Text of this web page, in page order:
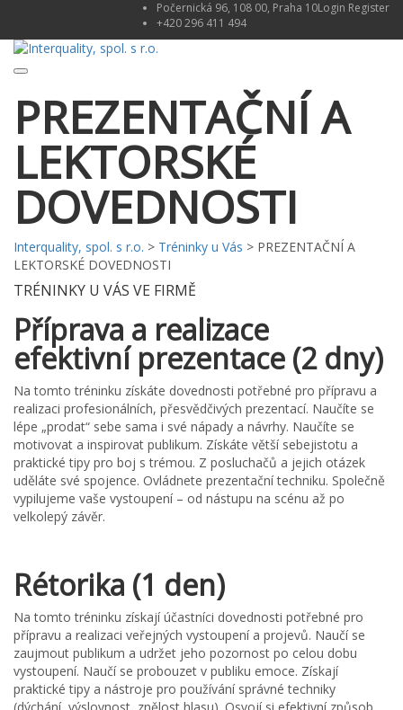
Login Register
Počernická 96, 108 00, Praha 10
+420 296 411 494
Toggle
navigation
PREZENTAČNÍ A
LEKTORSKÉ
DOVEDNOSTI
Interquality, spol. s r.o. > Tréninky u Vás > PREZENTAČNÍ A
LEKTORSKÉ DOVEDNOSTI
TRÉNINKY U VÁS VE FIRMĚ
Příprava a realizace
efektivní prezentace (2 dny)
Na tomto tréninku získáte dovednosti potřebné pro přípravu a
realizaci profesionálních, přesvědčivých prezentací. Naučíte se
lépe „prodat“ sebe sama i své nápady a návrhy. Naučíte se
motivovat a inspirovat publikum. Získáte větší sebejistotu a
praktické tipy pro boj s trémou. Z posluchačů a jejich otázek
uděláte své spojence. Ovládnete prezentační techniku. Společně
vypilujeme vaše vystoupení – od nástupu na scénu až po
velkolepý závěr.
Rétorika (1 den)
Na tomto tréninku získají účastníci dovednosti potřebné pro
přípravu a realizaci veřejných vystoupení a projevů. Naučí se
zaujmout publikum a udržet jeho pozornost po celou dobu
vystoupení. Naučí se probouzet v publiku emoce. Získají
praktické tipy a nástroje pro používání správné techniky